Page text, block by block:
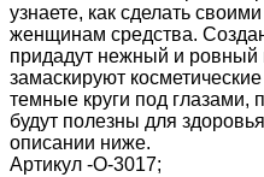
узнаете, как сделать
женщинам средства.
придадут нежный и ровный
замаскируют
темные круги под глазами,
будут полезны для
описании ниже.
Артикул -О-3017;